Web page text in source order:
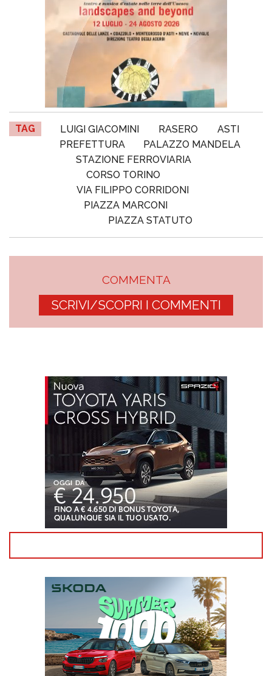
TAG LUIGI GIACOMINI RASERO
ASTI
PREFETTURA
PALAZZO MANDELA
STAZIONE FERROVIARIA
CORSO TORINO
VIA FILIPPO CORRIDONI
PIAZZA MARCONI
PIAZZA STATUTO
COMMENTA
SCRIVI/SCOPRI I COMMENTI